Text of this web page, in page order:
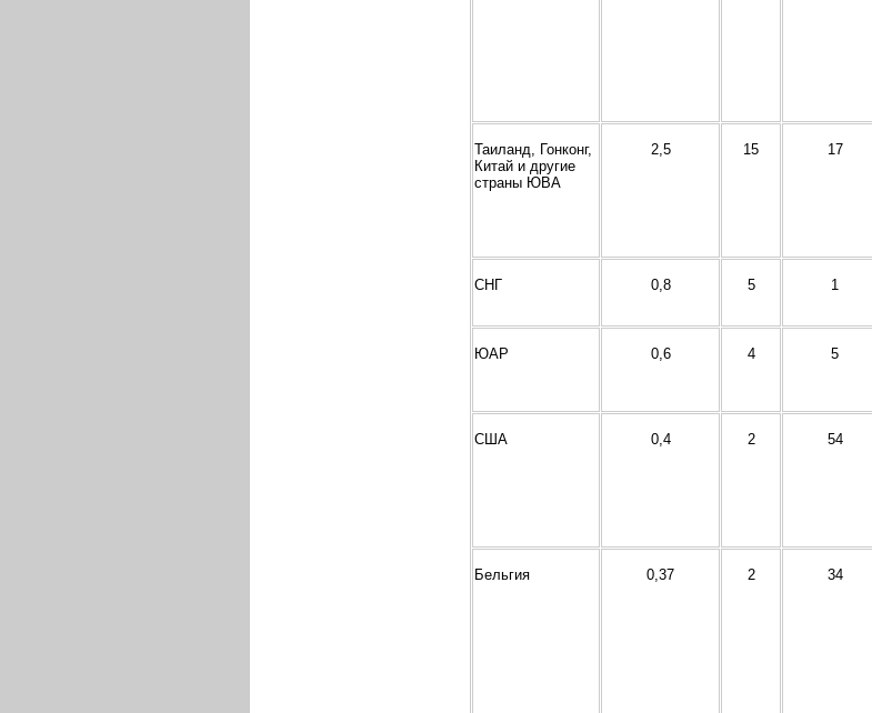
Таиланд, Гонконг,
Китай и другие
страны ЮВА
2,5 15 17
СНГ 0,8 5 1
ЮАР 0,6 4 5
США 0,4 2 54
Бельгия 0,37 2 34